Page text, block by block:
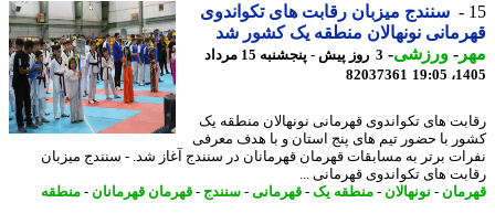
سنندج میزبان رقابت های تکواندوی
نونهالان منطقه یک کشور شد
-ورزشی-
3 روز پیش - پنجشنبه 15 مرداد
82037361
های تکواندوی قهرمانی نونهالان منطقه یک
با حضور تیم های پنج استان و با هدف معرفی
برتر به مسابقات قهرمان قهرمانان در سنندج آغاز شد. - سنندج میزبان
های تکواندوی قهرمانی ...
-نونهالان-منطقه یک-قهرمانی-سنندج-قهرمان قهرمانان-منطقه